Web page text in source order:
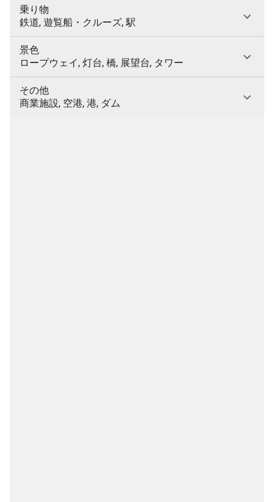
乗り物
鉄道, 遊覧船・クルーズ, 駅
景色
ロープウェイ, 灯台, 橋, 展望台, タワー
その他
商業施設, 空港, 港, ダム